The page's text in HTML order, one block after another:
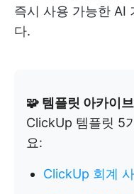
즉시 사용 가능한 AI
다.
🧩 템플릿 아카이
ClickUp 템플릿 5
요:
ClickUp 회계